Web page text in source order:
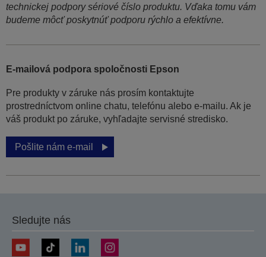
technickej podpory sériové číslo produktu. Vďaka tomu vám
budeme môcť poskytnúť podporu rýchlo a efektívne.
E-mailová podpora spoločnosti Epson
Pre produkty v záruke nás prosím kontaktujte
prostredníctvom online chatu, telefónu alebo e-mailu. Ak je
váš produkt po záruke, vyhľadajte servisné stredisko.
Pošlite nám e-mail
Sledujte nás